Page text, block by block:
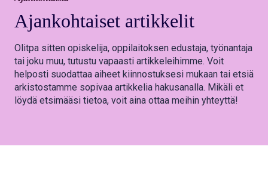
Ajankohtaiset artikkelit
Olitpa sitten opiskelija, oppilaitoksen edustaja, työnantaja
tai joku muu, tutustu vapaasti artikkeleihimme. Voit
helposti suodattaa aiheet kiinnostuksesi mukaan tai etsiä
arkistostamme sopivaa artikkelia hakusanalla. Mikäli et
löydä etsimääsi tietoa, voit aina ottaa meihin yhteyttä!